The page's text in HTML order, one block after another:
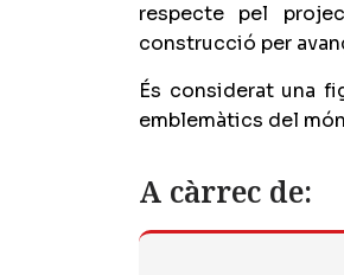
respecte pel
construcció per
És considerat una
emblemàtics del
A càrrec de: